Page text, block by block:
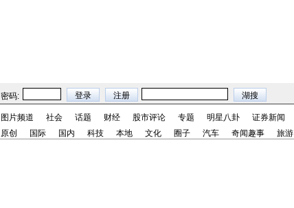
密码:
图片频道 社会 话题 财经 股市评论 专题 明星八卦 证券新闻
原创 国际 国内 科技 本地 文化 圈子 汽车 奇闻趣事 旅游